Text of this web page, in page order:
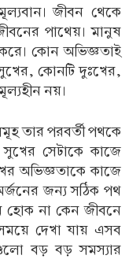
জীবন থেকে
পাথেয়। মানুষ
কোন অভিজ্ঞতাই
কোনটি দুঃখের,
নয়।
তার পরবর্তী পথকে
সুখের সেটাকে কাজে
অভিজ্ঞতাকে কাজে
জন্য সঠিক পথ
হোক না কেন জীবনে
দেখা যায় এসব
বড় বড় সমস্যার